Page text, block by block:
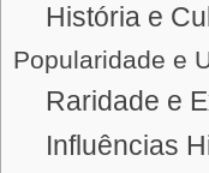
História e
Popularidade e
Raridade e
Influências